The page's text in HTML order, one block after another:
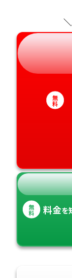
無
料
無
料 料金を